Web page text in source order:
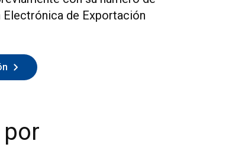
de Exportación